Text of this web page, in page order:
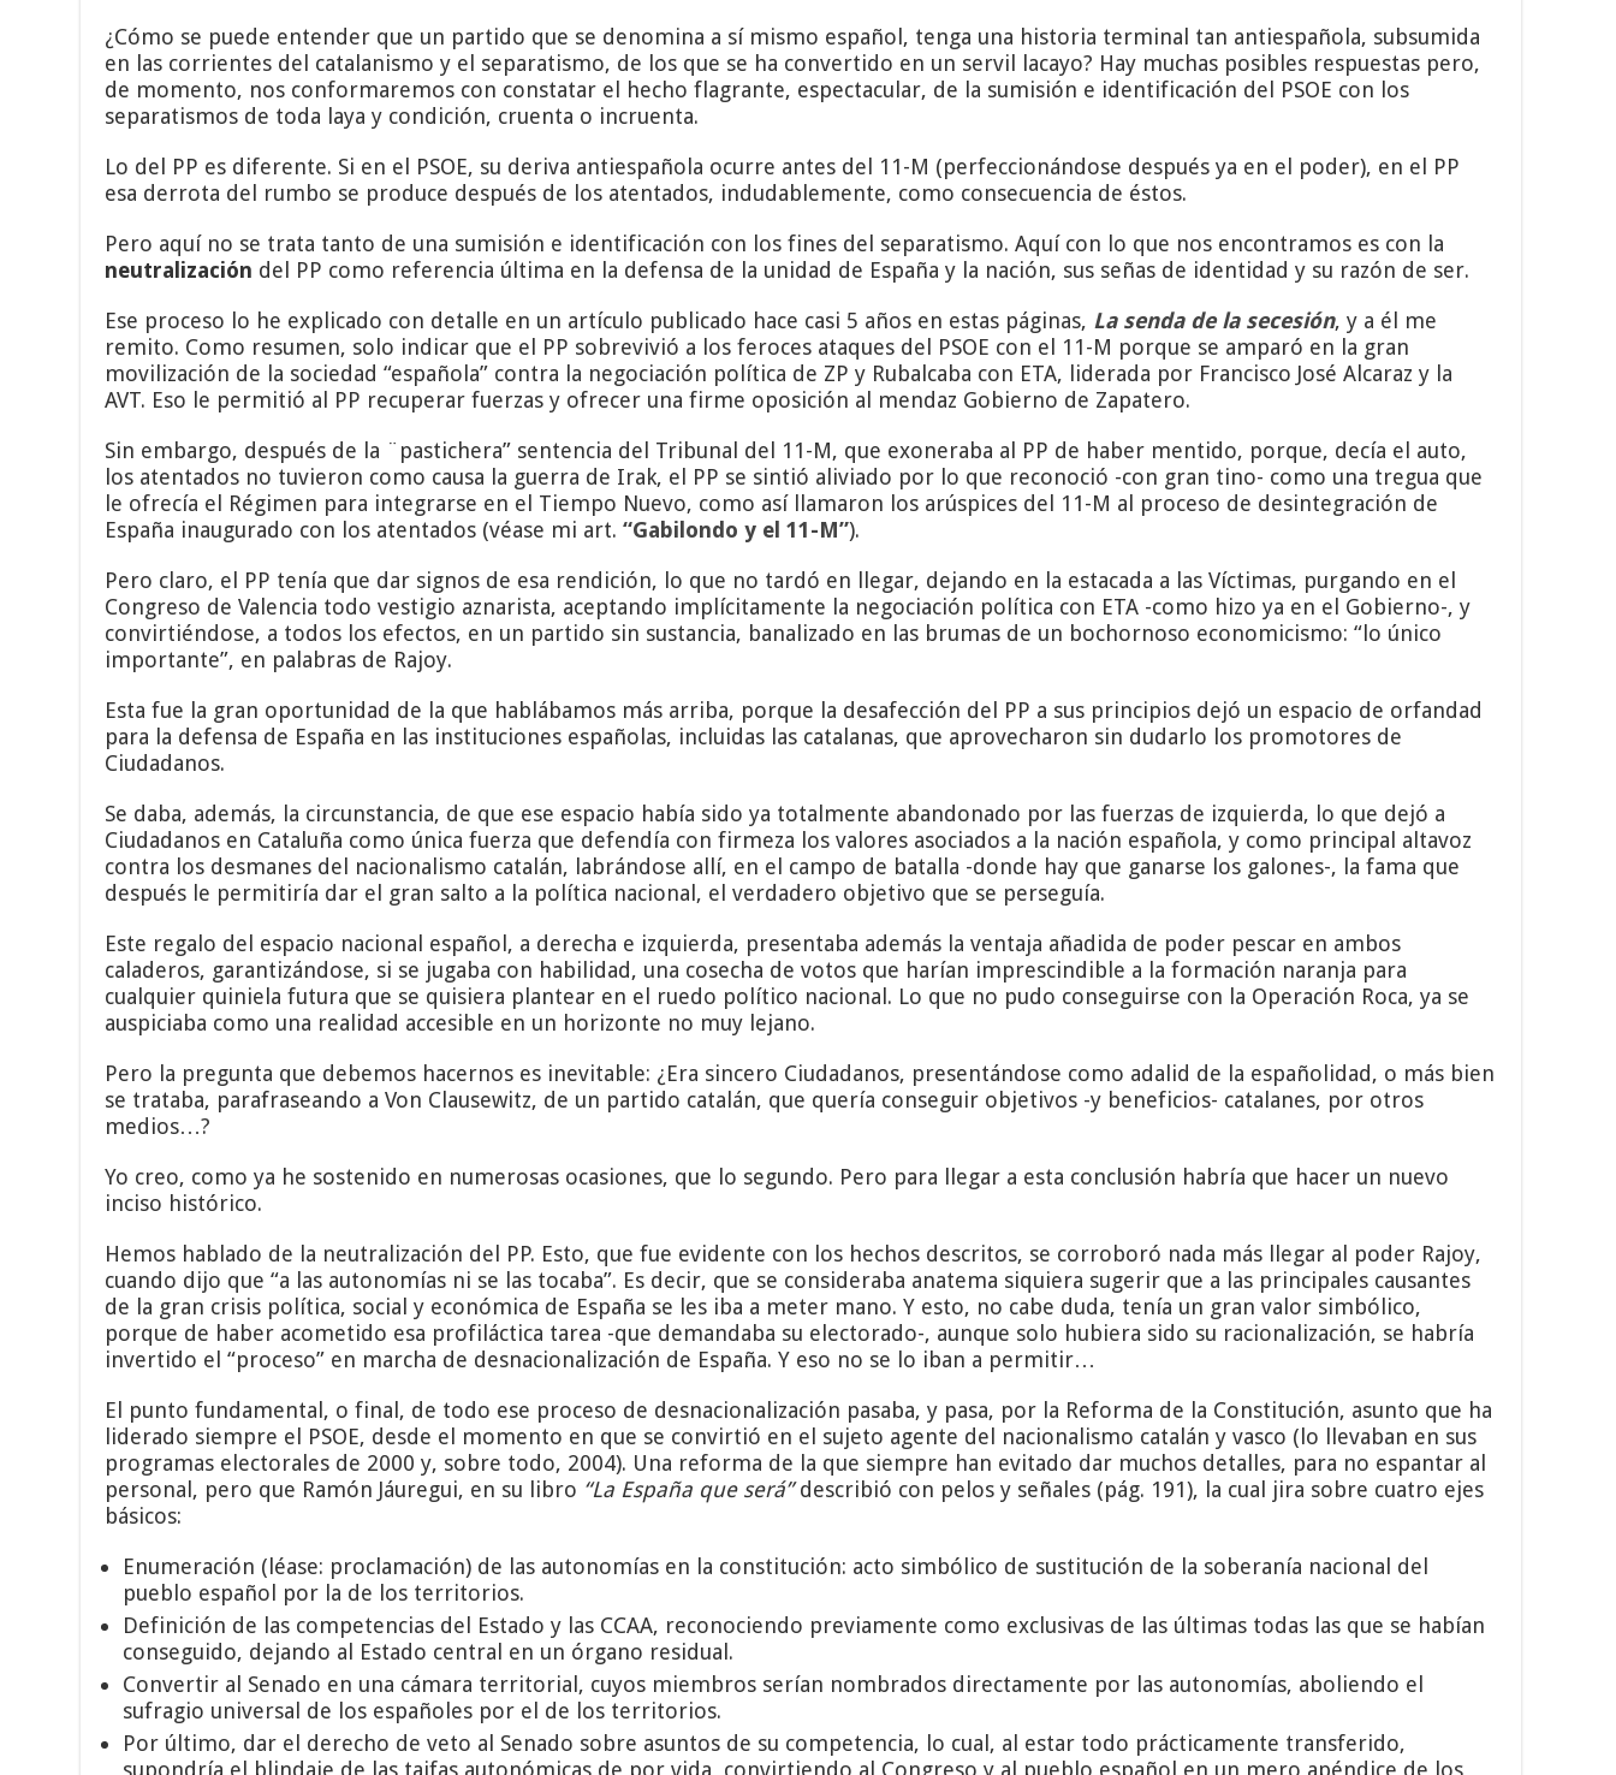
¿Cómo se puede entender que un partido que se denomina a sí mismo español, tenga una historia terminal tan antiespañola, subsumida
en las corrientes del catalanismo y el separatismo, de los que se ha convertido en un servil lacayo? Hay muchas posibles respuestas pero,
de momento, nos conformaremos con constatar el hecho flagrante, espectacular, de la sumisión e identificación del PSOE con los
separatismos de toda laya y condición, cruenta o incruenta.
Lo del PP es diferente. Si en el PSOE, su deriva antiespañola ocurre antes del 11-M (perfeccionándose después ya en el poder), en el PP
esa derrota del rumbo se produce después de los atentados, indudablemente, como consecuencia de éstos.
Pero aquí no se trata tanto de una sumisión e identificación con los fines del separatismo. Aquí con lo que nos encontramos es con la
neutralización del PP como referencia última en la defensa de la unidad de España y la nación, sus señas de identidad y su razón de ser.
Ese proceso lo he explicado con detalle en un artículo publicado hace casi 5 años en estas páginas, La senda de la secesión, y a él me
remito. Como resumen, solo indicar que el PP sobrevivió a los feroces ataques del PSOE con el 11-M porque se amparó en la gran
movilización de la sociedad “española” contra la negociación política de ZP y Rubalcaba con ETA, liderada por Francisco José Alcaraz y la
AVT. Eso le permitió al PP recuperar fuerzas y ofrecer una firme oposición al mendaz Gobierno de Zapatero.
Sin embargo, después de la ¨pastichera” sentencia del Tribunal del 11-M, que exoneraba al PP de haber mentido, porque, decía el auto,
los atentados no tuvieron como causa la guerra de Irak, el PP se sintió aliviado por lo que reconoció -con gran tino- como una tregua que
le ofrecía el Régimen para integrarse en el Tiempo Nuevo, como así llamaron los arúspices del 11-M al proceso de desintegración de
España inaugurado con los atentados (véase mi art. “Gabilondo y el 11-M”).
Pero claro, el PP tenía que dar signos de esa rendición, lo que no tardó en llegar, dejando en la estacada a las Víctimas, purgando en el
Congreso de Valencia todo vestigio aznarista, aceptando implícitamente la negociación política con ETA -como hizo ya en el Gobierno-, y
convirtiéndose, a todos los efectos, en un partido sin sustancia, banalizado en las brumas de un bochornoso economicismo: “lo único
importante”, en palabras de Rajoy.
Esta fue la gran oportunidad de la que hablábamos más arriba, porque la desafección del PP a sus principios dejó un espacio de orfandad
para la defensa de España en las instituciones españolas, incluidas las catalanas, que aprovecharon sin dudarlo los promotores de
Ciudadanos.
Se daba, además, la circunstancia, de que ese espacio había sido ya totalmente abandonado por las fuerzas de izquierda, lo que dejó a
Ciudadanos en Cataluña como única fuerza que defendía con firmeza los valores asociados a la nación española, y como principal altavoz
contra los desmanes del nacionalismo catalán, labrándose allí, en el campo de batalla -donde hay que ganarse los galones-, la fama que
después le permitiría dar el gran salto a la política nacional, el verdadero objetivo que se perseguía.
Este regalo del espacio nacional español, a derecha e izquierda, presentaba además la ventaja añadida de poder pescar en ambos
caladeros, garantizándose, si se jugaba con habilidad, una cosecha de votos que harían imprescindible a la formación naranja para
cualquier quiniela futura que se quisiera plantear en el ruedo político nacional. Lo que no pudo conseguirse con la Operación Roca, ya se
auspiciaba como una realidad accesible en un horizonte no muy lejano.
Pero la pregunta que debemos hacernos es inevitable: ¿Era sincero Ciudadanos, presentándose como adalid de la españolidad, o más bien
se trataba, parafraseando a Von Clausewitz, de un partido catalán, que quería conseguir objetivos -y beneficios- catalanes, por otros
medios…?
Yo creo, como ya he sostenido en numerosas ocasiones, que lo segundo. Pero para llegar a esta conclusión habría que hacer un nuevo
inciso histórico.
Hemos hablado de la neutralización del PP. Esto, que fue evidente con los hechos descritos, se corroboró nada más llegar al poder Rajoy,
cuando dijo que “a las autonomías ni se las tocaba”. Es decir, que se consideraba anatema siquiera sugerir que a las principales causantes
de la gran crisis política, social y económica de España se les iba a meter mano. Y esto, no cabe duda, tenía un gran valor simbólico,
porque de haber acometido esa profiláctica tarea -que demandaba su electorado-, aunque solo hubiera sido su racionalización, se habría
invertido el “proceso” en marcha de desnacionalización de España. Y eso no se lo iban a permitir…
El punto fundamental, o final, de todo ese proceso de desnacionalización pasaba, y pasa, por la Reforma de la Constitución, asunto que ha
liderado siempre el PSOE, desde el momento en que se convirtió en el sujeto agente del nacionalismo catalán y vasco (lo llevaban en sus
programas electorales de 2000 y, sobre todo, 2004). Una reforma de la que siempre han evitado dar muchos detalles, para no espantar al
personal, pero que Ramón Jáuregui, en su libro “La España que será”describió con pelos y señales (pág. 191), la cual jira sobre cuatro ejes
básicos:
Enumeración (léase: proclamación) de las autonomías en la constitución: acto simbólico de sustitución de la soberanía nacional del
pueblo español por la de los territorios.
Definición de las competencias del Estado y las CCAA, reconociendo previamente como exclusivas de las últimas todas las que se habían
conseguido, dejando al Estado central en un órgano residual.
Convertir al Senado en una cámara territorial, cuyos miembros serían nombrados directamente por las autonomías, aboliendo el
sufragio universal de los españoles por el de los territorios.
Por último, dar el derecho de veto al Senado sobre asuntos de su competencia, lo cual, al estar todo prácticamente transferido,
supondría el blindaje de las taifas autonómicas de por vida, convirtiendo al Congreso y al pueblo español en un mero apéndice de los